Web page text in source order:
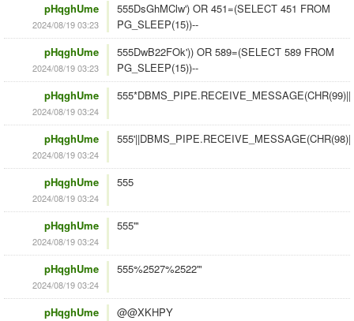
pHqghUme
2024/08/19 03:23
555DsGhMClw') OR 451=(SELECT 451 FROM
PG_SLEEP(15))--
pHqghUme
2024/08/19 03:23
555DwB22FOk')) OR 589=(SELECT 589 FROM
PG_SLEEP(15))--
pHqghUme
2024/08/19 03:24
pHqghUme
2024/08/19 03:24
pHqghUme
2024/08/19 03:24
555
pHqghUme
2024/08/19 03:24
555'"
pHqghUme
2024/08/19 03:24
555%2527%2522'"
pHqghUme @@XKHPY